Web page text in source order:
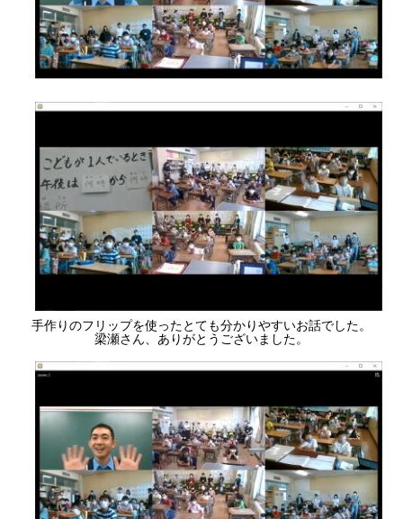
手作りのフリップを使ったとても分かりやすいお話でした。
梁瀬さん、ありがとうございました。